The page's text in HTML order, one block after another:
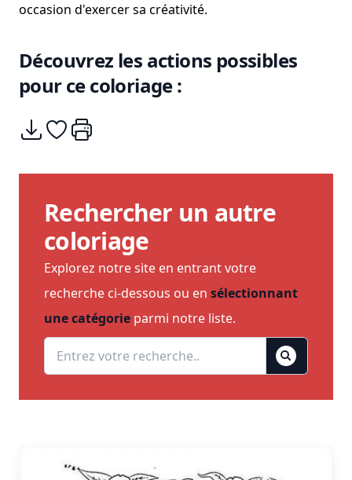
occasion d'exercer sa créativité.
Découvrez les actions possibles
pour ce coloriage :
Télécharger
Ajouter à mes coups de coeurs
Imprimer
Rechercher un autre
coloriage
Explorez notre site en entrant votre
recherche ci-dessous ou en sélectionnant
une catégorie parmi notre liste.